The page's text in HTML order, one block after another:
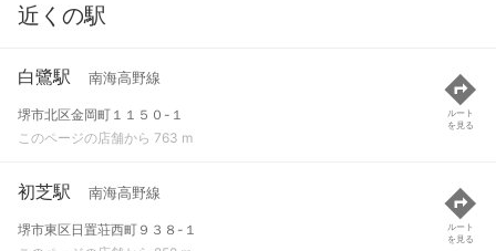
近くの駅
白鷺駅 南海高野線
堺市北区金岡町１１５０-１
このページの店舗から 763 m
ルート
を見る
初芝駅 南海高野線
堺市東区日置荘西町９３８-１
ルート
を見る